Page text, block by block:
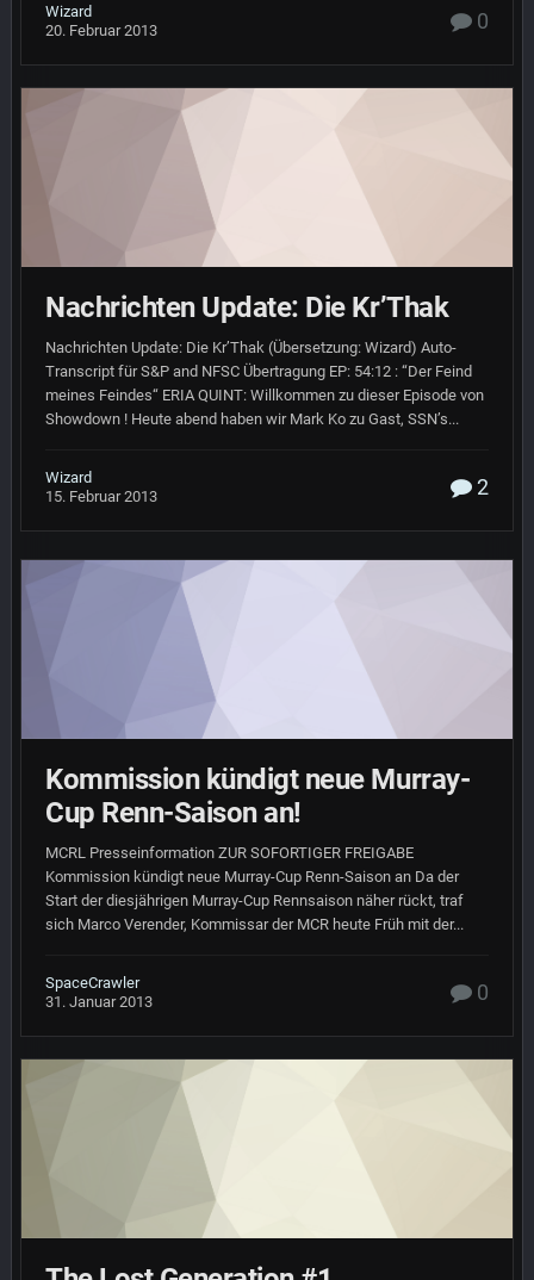
Wizard
20. Februar 2013
0
Nachrichten Update: Die Kr’Thak
Nachrichten Update: Die Kr’Thak (Übersetzung: Wizard) Auto-
Transcript für S&P and NFSC Übertragung EP: 54:12 : “Der Feind
meines Feindes“ ERIA QUINT: Willkommen zu dieser Episode von
Showdown ! Heute abend haben wir Mark Ko zu Gast, SSN’s...
Wizard
15. Februar 2013
2
Kommission kündigt neue Murray-
Cup Renn-Saison an!
MCRL Presseinformation ZUR SOFORTIGER FREIGABE
Kommission kündigt neue Murray-Cup Renn-Saison an Da der
Start der diesjährigen Murray-Cup Rennsaison näher rückt, traf
sich Marco Verender, Kommissar der MCR heute Früh mit der...
SpaceCrawler
31. Januar 2013
0